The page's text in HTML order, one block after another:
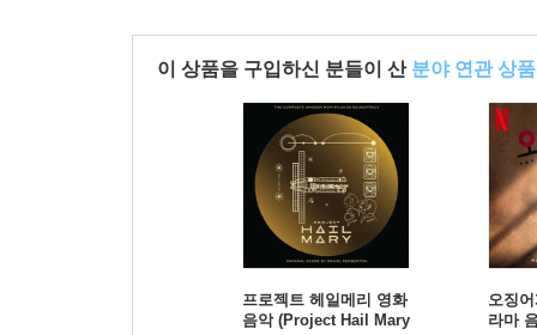
이 상품을 구입하신 분들이 산 분야 연관 상품
프로젝트 헤일메리 영화
음악 (Project Hail Mary
오징
라마